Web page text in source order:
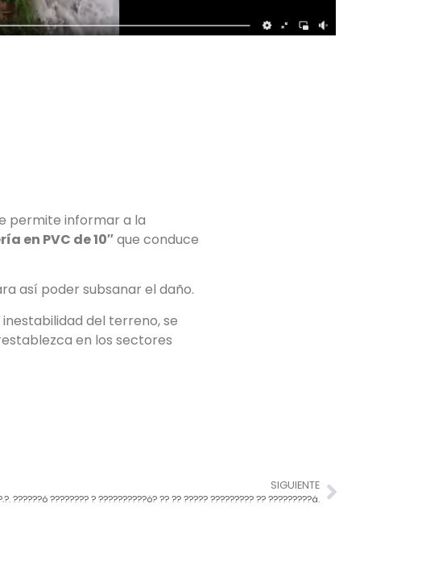
permite informar a la
en PVC de 10″que conduce
así poder subsanar el daño.
del terreno, se
en los sectores
SIGUIENTE
??????ó ???????? ? ??????????ó? ?? ?? ????? ????????? ?? ?????????á.